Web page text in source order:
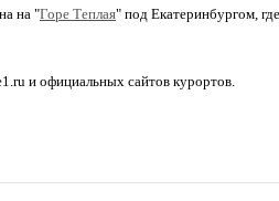
на "Горе Теплая" под Екатеринбургом,
и официальных сайтов курортов.